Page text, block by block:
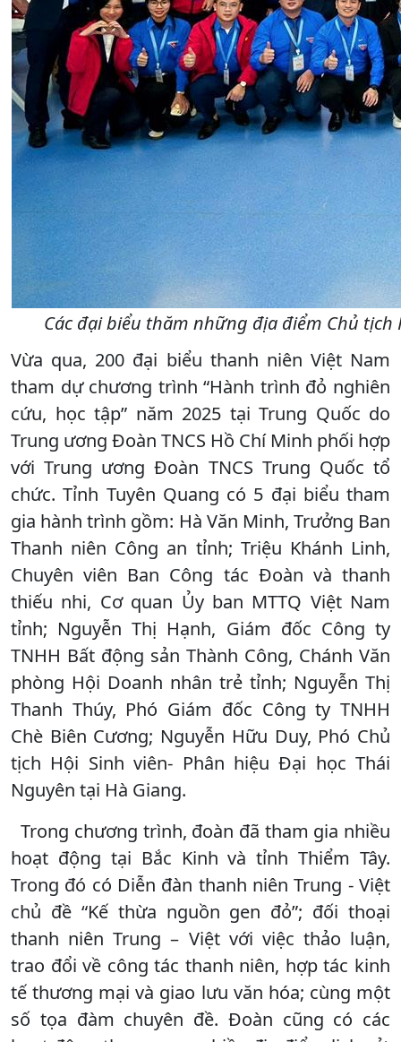
Các đại biểu thăm những địa điểm Chủ
Vừa qua, 200 đại biểu thanh niên Việt Nam
tham dự chương trình “Hành trình đỏ nghiên
cứu, học tập” năm 2025 tại Trung Quốc do
Trung ương Đoàn TNCS Hồ Chí Minh phối hợp
với Trung ương Đoàn TNCS Trung Quốc tổ
chức. Tỉnh Tuyên Quang có 5 đại biểu tham
gia hành trình gồm: Hà Văn Minh, Trưởng Ban
Thanh niên Công an tỉnh; Triệu Khánh Linh,
Chuyên viên Ban Công tác Đoàn và thanh
thiếu nhi, Cơ quan Ủy ban MTTQ Việt Nam
tỉnh; Nguyễn Thị Hạnh, Giám đốc Công ty
TNHH Bất động sản Thành Công, Chánh Văn
phòng Hội Doanh nhân trẻ tỉnh; Nguyễn Thị
Thanh Thúy, Phó Giám đốc Công ty TNHH
Chè Biên Cương; Nguyễn Hữu Duy, Phó Chủ
tịch Hội Sinh viên- Phân hiệu Đại học Thái
Nguyên tại Hà Giang.
Trong chương trình, đoàn đã tham gia nhiều
hoạt động tại Bắc Kinh và tỉnh Thiểm Tây.
Trong đó có Diễn đàn thanh niên Trung - Việt
chủ đề “Kế thừa nguồn gen đỏ”; đối thoại
thanh niên Trung – Việt với việc thảo luận,
trao đổi về công tác thanh niên, hợp tác kinh
tế thương mại và giao lưu văn hóa; cùng một
số tọa đàm chuyên đề. Đoàn cũng có các